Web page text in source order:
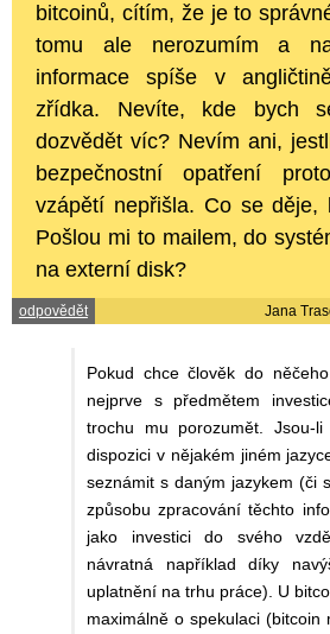
bitcoinů, cítím, že je to
tomu ale nerozumím a
informace spíše v
zřídka. Nevíte, kde bych
dozvědět víc? Nevím ani,
bezpečnostní opatření
vzápětí nepřišla. Co se děje,
Pošlou mi to mailem, do
na externí disk?
odpovědět Jana
Pokud chce člověk do
nejprve s předmětem
trochu mu porozumět. Jsou-
dispozici v nějakém jiném
seznámit s daným jazykem (či
způsobu zpracování těchto
jako investici do svého
návratná například díky
uplatnění na trhu práce). U
maximálně o spekulaci (bitcoin